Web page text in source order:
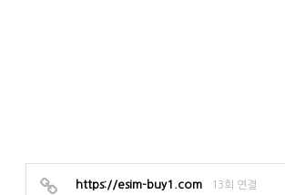
https://esim-buy1.com 13회 연결